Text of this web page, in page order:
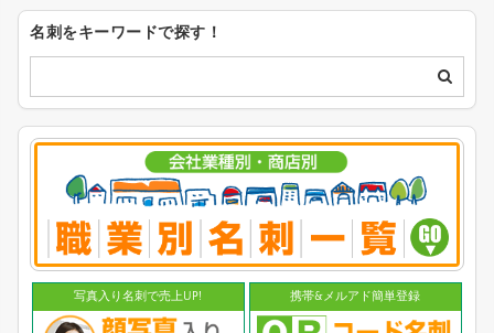
名刺をキーワードで探す！
写真入り名刺で売上UP! 携帯&メルアド簡単登録